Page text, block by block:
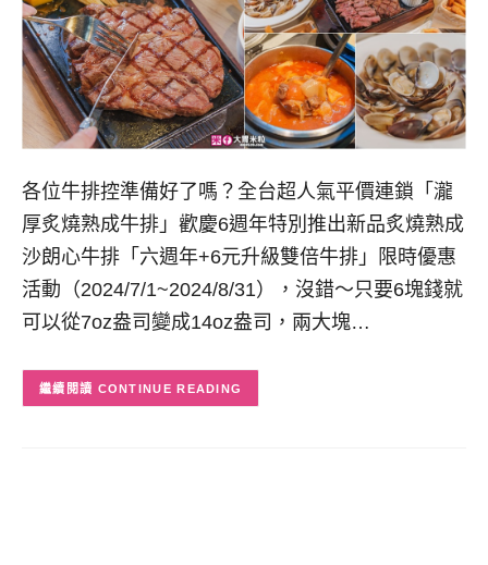
各位牛排控準備好了嗎？全台超人氣平價連鎖「瀧
厚炙燒熟成牛排」歡慶6週年特別推出新品炙燒熟成
沙朗心牛排「六週年+6元升級雙倍牛排」限時優惠
活動（2024/7/1~2024/8/31），沒錯～只要6塊錢就
可以從7oz盎司變成14oz盎司，兩大塊…
CONTINUE READING